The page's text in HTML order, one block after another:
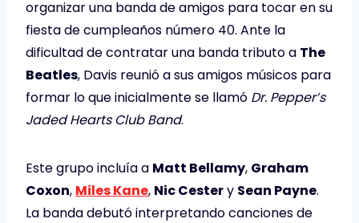
organizar una banda de amigos para tocar en su
fiesta de cumpleaños número 40. Ante la
dificultad de contratar una banda tributo a The
Beatles, Davis reunió a sus amigos músicos para
formar lo que inicialmente se llamó Dr. Pepper’s
Jaded Hearts Club Band.
Este grupo incluía a Matt Bellamy, Graham
Coxon, Miles Kane, Nic Cestery Sean Payne.
La banda debutó interpretando canciones de